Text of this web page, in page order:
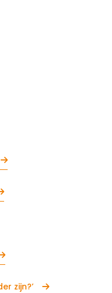
zijn?’